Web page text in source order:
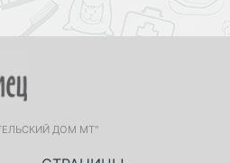
ДОМ МТ"